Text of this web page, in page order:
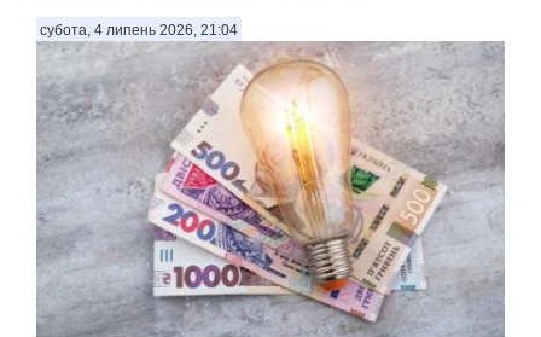
субота, 4 липень 2026, 21:04